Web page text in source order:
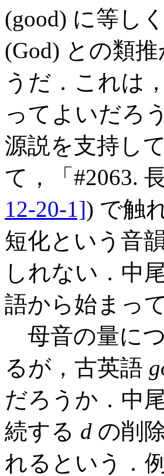
(good) に等し
(God) との類
うだ．これは
ってよいだろ
源説を支持し
て，「#2063.
12-20-1]) で触
短化という音
しれない．中
語から始まっ
母音の量に
るが，古英語
だろうか．中
続する d の削
れるという．